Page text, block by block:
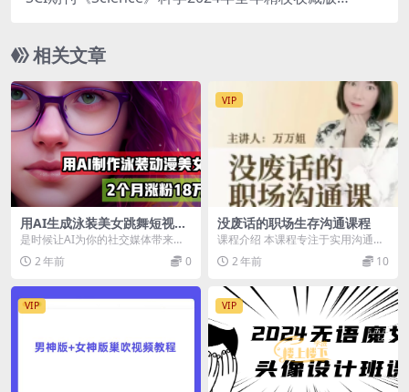
相关文章
用AI生成泳装美女跳舞短视
频，2个月涨粉18万，多种变
现月收益万元
是时候让AI为你的社交媒体带来颠
覆性的变化了！你只需搬运时下火
爆的海外美女跳舞视...
2 年前 0
VIP
没废话的职场生存沟通课程
课程介绍 本课程专注于实用沟通技
巧，帮助学员在职场中准确、简洁
地表达观点。学员将...
2 年前 10
VIP VIP